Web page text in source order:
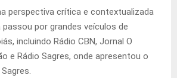
perspectiva crítica e contextualizada
por grandes veículos de
incluindo Rádio CBN, Jornal O
e Rádio Sagres, onde apresentou o